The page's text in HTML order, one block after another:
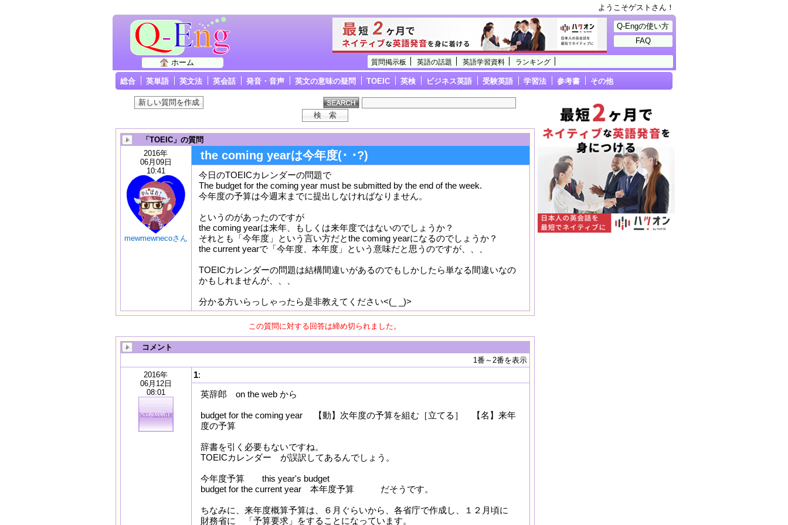
ようこそゲストさん！
質問掲示板 英語の話題 英語学習資料 ランキング
ホーム
Q-Engの使い方
FAQ
総合 英単語 英文法 英会話 発音・音声 英文の意味の疑問 TOEIC 英検 ビジネス英語 受験英語 学習法 参考書 その他
「TOEIC」の質問
2016年
06月09日
10:41
mewmewnecoさん
the coming yearは今年度(･ ･?)
今日のTOEICカレンダーの問題で
The budget for the coming year must be submitted by the end of the week.
今年度の予算は今週末までに提出しなければなりません。
というのがあったのですが
the coming yearは来年、もしくは来年度ではないのでしょうか？
それとも「今年度」という言い方だとthe coming yearになるのでしょうか？
the current yearで「今年度、本年度」という意味だと思うのですが、、、
TOEICカレンダーの問題は結構間違いがあるのでもしかしたら単なる間違いなの
かもしれませんが、、、
分かる方いらっしゃったら是非教えてください<(_ _)>
この質問に対する回答は締め切られました。
コメント
1番～2番を表示
2016年
06月12日
08:01
1:
英辞郎 on the web から
budget for the coming year 【動】次年度の予算を組む［立てる］ 【名】来年
度の予算
辞書を引く必要もないですね。
TOEICカレンダー が誤訳してあるんでしょう。
今年度予算 this year's budget
budget for the current year 本年度予算 だそうです。
ちなみに、来年度概算予算は、６月ぐらいから、各省庁で作成し、１２月頃に
財務省に 「予算要求」をすることになっています。